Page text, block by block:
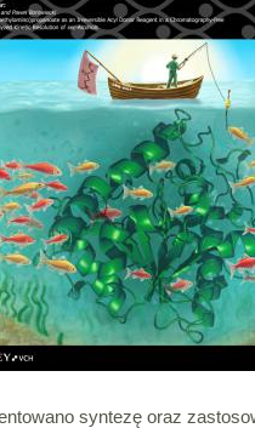
syntezę oraz